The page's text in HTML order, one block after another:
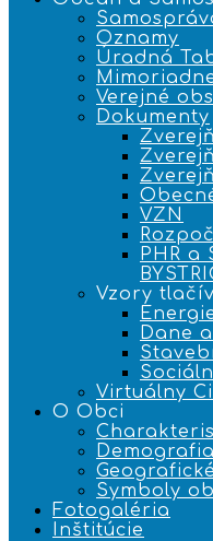
Oznamy
Úradná
Verejné
Dokumenty
VZN
PHR a
Vzory tlačív
Dane
Virtuálny
O Obci
Symboly
Fotogaléria
Inštitúcie